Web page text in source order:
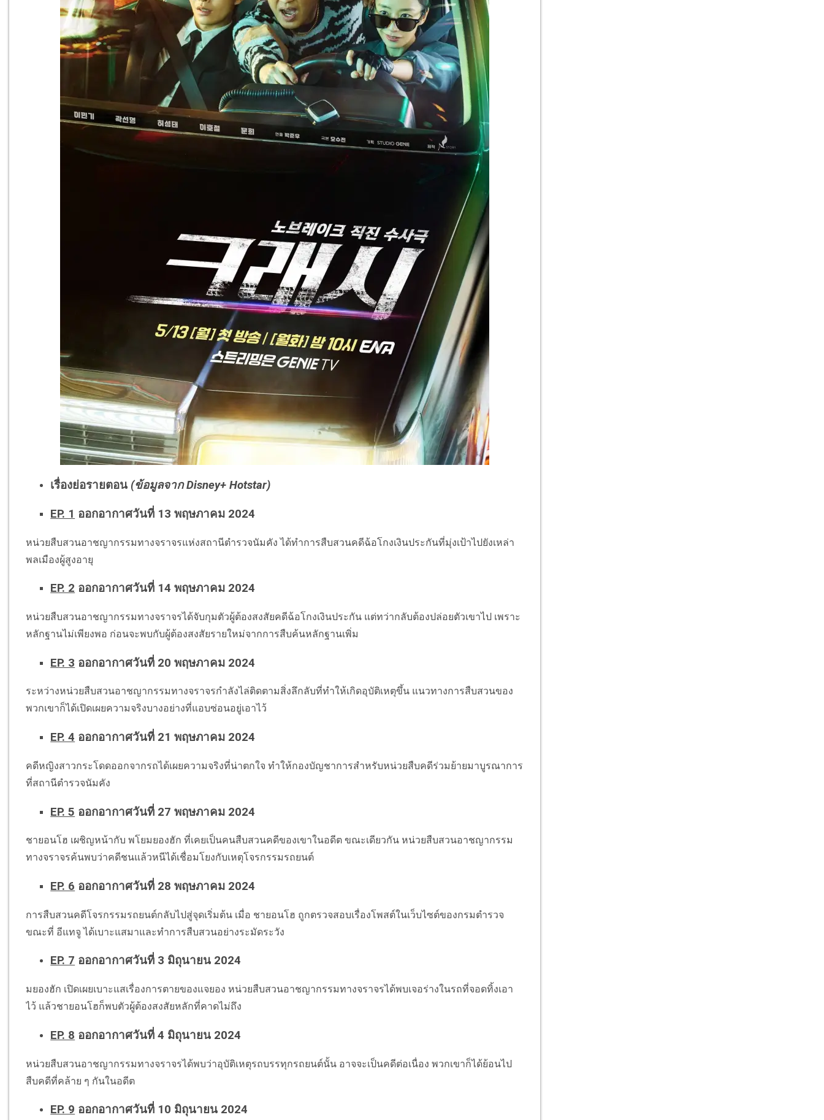
เรื่องย่อรายตอน (ข้อมูลจาก Disney+ Hotstar)
EP. 1 ออกอากาศวันที่ 13 พฤษภาคม 2024
หน่วยสืบสวนอาชญากรรมทางจราจรแห่งสถานีตำรวจนัมคัง ได้ทำการสืบสวนคดีฉ้อโกงเงินประกันที่มุ่งเป้าไปยังเหล่า
พลเมืองผู้สูงอายุ
EP. 2 ออกอากาศวันที่ 14 พฤษภาคม 2024
หน่วยสืบสวนอาชญากรรมทางจราจรได้จับกุมตัวผู้ต้องสงสัยคดีฉ้อโกงเงินประกัน แต่ทว่ากลับต้องปล่อยตัวเขาไป เพราะ
หลักฐานไม่เพียงพอ ก่อนจะพบกับผู้ต้องสงสัยรายใหม่จากการสืบค้นหลักฐานเพิ่ม
EP. 3 ออกอากาศวันที่ 20 พฤษภาคม 2024
ระหว่างหน่วยสืบสวนอาชญากรรมทางจราจรกำลังไล่ติดตามสิ่งลึกลับที่ทำให้เกิดอุบัติเหตุขึ้น แนวทางการสืบสวนของ
พวกเขาก็ได้เปิดเผยความจริงบางอย่างที่แอบซ่อนอยู่เอาไว้
EP. 4 ออกอากาศวันที่ 21 พฤษภาคม 2024
คดีหญิงสาวกระโดดออกจากรถได้เผยความจริงที่น่าตกใจ ทำให้กองบัญชาการสำหรับหน่วยสืบคดีร่วมย้ายมาบูรณาการ
ที่สถานีตำรวจนัมคัง
EP. 5 ออกอากาศวันที่ 27 พฤษภาคม 2024
ชายอนโฮ เผชิญหน้ากับ พโยมยองฮัก ที่เคยเป็นคนสืบสวนคดีของเขาในอดีต ขณะเดียวกัน หน่วยสืบสวนอาชญากรรม
ทางจราจรค้นพบว่าคดีชนแล้วหนีได้เชื่อมโยงกับเหตุโจรกรรมรถยนต์
EP. 6 ออกอากาศวันที่ 28 พฤษภาคม 2024
การสืบสวนคดีโจรกรรมรถยนต์กลับไปสู่จุดเริ่มต้น เมื่อ ชายอนโฮ ถูกตรวจสอบเรื่องโพสต์ในเว็บไซต์ของกรมตำรวจ
ขณะที่ อีแทจู ได้เบาะแสมาและทำการสืบสวนอย่างระมัดระวัง
EP. 7 ออกอากาศวันที่ 3 มิถุนายน 2024
มยองฮัก เปิดเผยเบาะแสเรื่องการตายของแจยอง หน่วยสืบสวนอาชญากรรมทางจราจรได้พบเจอร่างในรถที่จอดทิ้งเอา
ไว้ แล้วชายอนโฮก็พบตัวผู้ต้องสงสัยหลักที่คาดไม่ถึง
EP. 8 ออกอากาศวันที่ 4 มิถุนายน 2024
หน่วยสืบสวนอาชญากรรมทางจราจรได้พบว่าอุบัติเหตุรถบรรทุกรถยนต์นั้น อาจจะเป็นคดีต่อเนื่อง พวกเขาก็ได้ย้อนไป
สืบคดีที่คล้าย ๆ กันในอดีต
EP. 9 ออกอากาศวันที่ 10 มิถุนายน 2024